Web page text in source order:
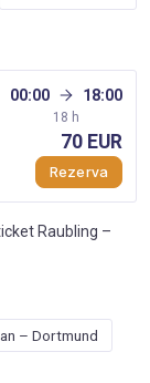
00:00 18:00
18 h
70 EUR
Rezerva
Raubling –
– Dortmund